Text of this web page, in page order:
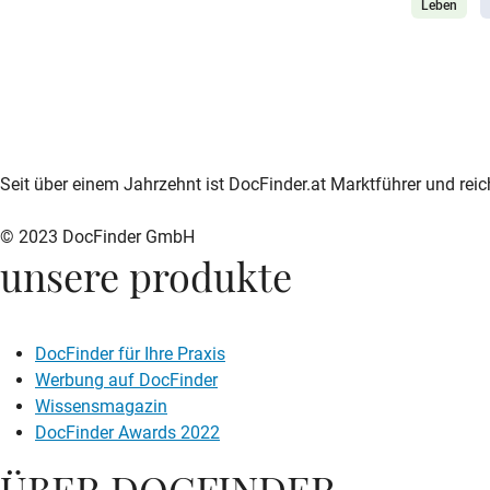
und nach
Leben
zur DocFinder-Startseite
logo icon
Seit über einem Jahrzehnt ist DocFinder.at Marktführer und
© 2023 DocFinder GmbH
unsere produkte
DocFinder für Ihre Praxis
Werbung auf DocFinder
Wissensmagazin
DocFinder Awards 2022